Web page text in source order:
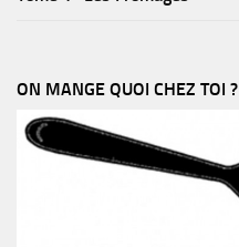
ON MANGE QUOI CHEZ TOI ?